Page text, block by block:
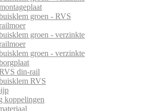
groen - RVS
groen - verzinkte
groen - verzinkte
din-rail
RVS
koppelingen